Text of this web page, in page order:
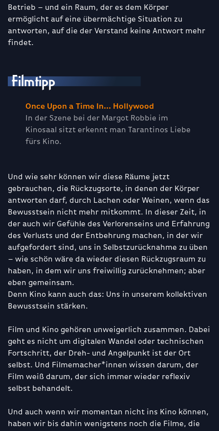
Betrieb – und ein Raum, der es dem Körper
ermöglicht auf eine übermächtige Situation zu
antworten, auf die der Verstand keine Antwort mehr
findet.
Filmtipp
Once Upon a Time In... Hollywood
In der Szene bei der Margot Robbie im
Kinosaal sitzt erkennt man Tarantinos Liebe
fürs Kino.
Und wie sehr können wir diese Räume jetzt
gebrauchen, die Rückzugsorte, in denen der Körper
antworten darf, durch Lachen oder Weinen, wenn das
Bewusstsein nicht mehr mitkommt. In dieser Zeit, in
der auch wir Gefühle des Verlorenseins und Erfahrung
des Verlusts und der Entbehrung machen, in der wir
aufgefordert sind, uns in Selbstzurücknahme zu üben
– wie schön wäre da wieder diesen Rückzugsraum zu
haben, in dem wir uns freiwillig zurücknehmen; aber
eben gemeinsam.
Denn Kino kann auch das: Uns in unserem kollektiven
Bewusstsein stärken.
Film und Kino gehören unweigerlich zusammen. Dabei
geht es nicht um digitalen Wandel oder technischen
Fortschritt, der Dreh- und Angelpunkt ist der Ort
selbst. Und Filmemacher*innen wissen darum, der
Film weiß darum, der sich immer wieder reflexiv
selbst behandelt.
Und auch wenn wir momentan nicht ins Kino können,
haben wir bis dahin wenigstens noch die Filme, die